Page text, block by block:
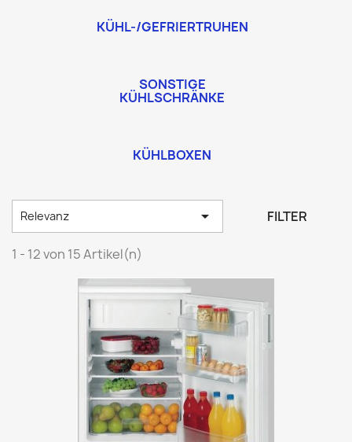
KÜHL-/GEFRIERTRUHEN
SONSTIGE
KÜHLSCHRÄNKE
KÜHLBOXEN
Relevanz  FILTER
1 - 12 von 15 Artikel(n)